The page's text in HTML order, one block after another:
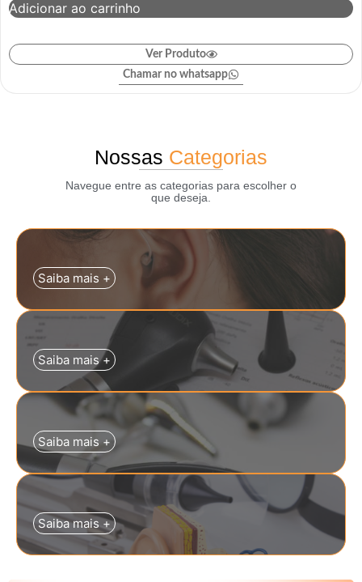
Adicionar ao carrinho
Ver Produto
Chamar no whatsapp
Nossas Categorias
Navegue entre as categorias para escolher o
que deseja.
Saiba mais +
Saiba mais +
Saiba mais +
Saiba mais +